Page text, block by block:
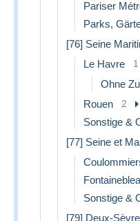
Pariser
Parks,
[76] Seine
Le Havre 1
Ohne
Rouen 2
Sonstige &
[77] Seine et
Sonstige &
[79] Deux-